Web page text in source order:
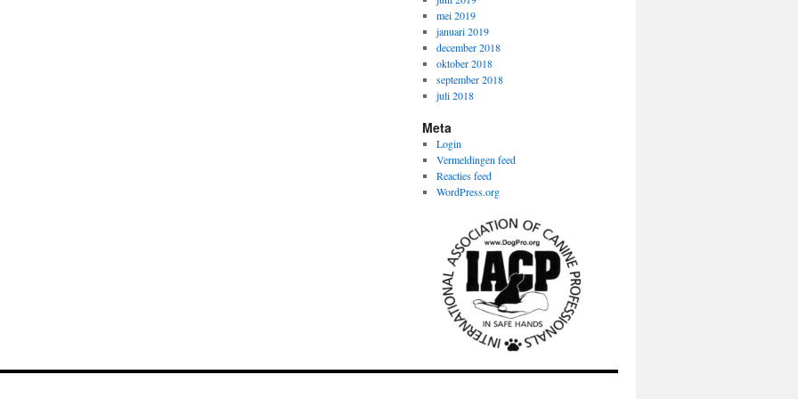
mei 2019
januari 2019
december 2018
oktober 2018
september 2018
juli 2018
Meta
Login
Vermeldingen feed
Reacties feed
WordPress.org